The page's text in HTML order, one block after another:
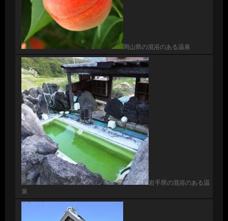
岡山県の混浴のある温泉
岩手県の混浴のある温
泉